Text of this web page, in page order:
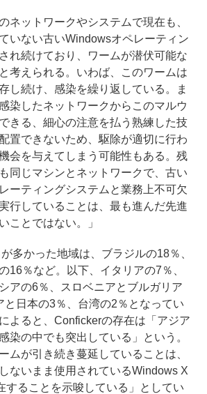
ネットワークやシステムで現在も、
いない古いWindowsオペレーティン
れ続けており、ワームが潜伏可能な
考えられる。いわば、このワームは
し続け、感染を繰り返している。ま
染したネットワークからこのマルウ
きる、細心の注意を払う熟練した技
置できないため、駆除が適切に行わ
会を与えてしまう可能性もある。残
同じマシンとネットワークで、古い
ーティングシステムと業務上不可欠
行していることは、最も進んだ先進
ことではない。」
多かった地域は、ブラジルの18％、
16％など。以下、イタリアの7％、
アの6％、スロベニアとブルガリア
と日本の3％、台湾の2％となってい
よると、Confickerの存在は「アジア
染の中でも突出している」という。
ムが引き続き蔓延していることは、
ないまま使用されているWindows X
することを示唆している」としてい